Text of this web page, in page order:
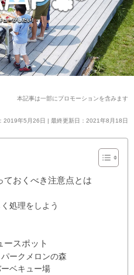
本記事は一部にプロモーションを含みます
2019年5月26日 | 最終更新日：2021年8月18日
ておくべき注意点とは
処理をしよう
ースポット
ークメロンの森
ーベキュー場